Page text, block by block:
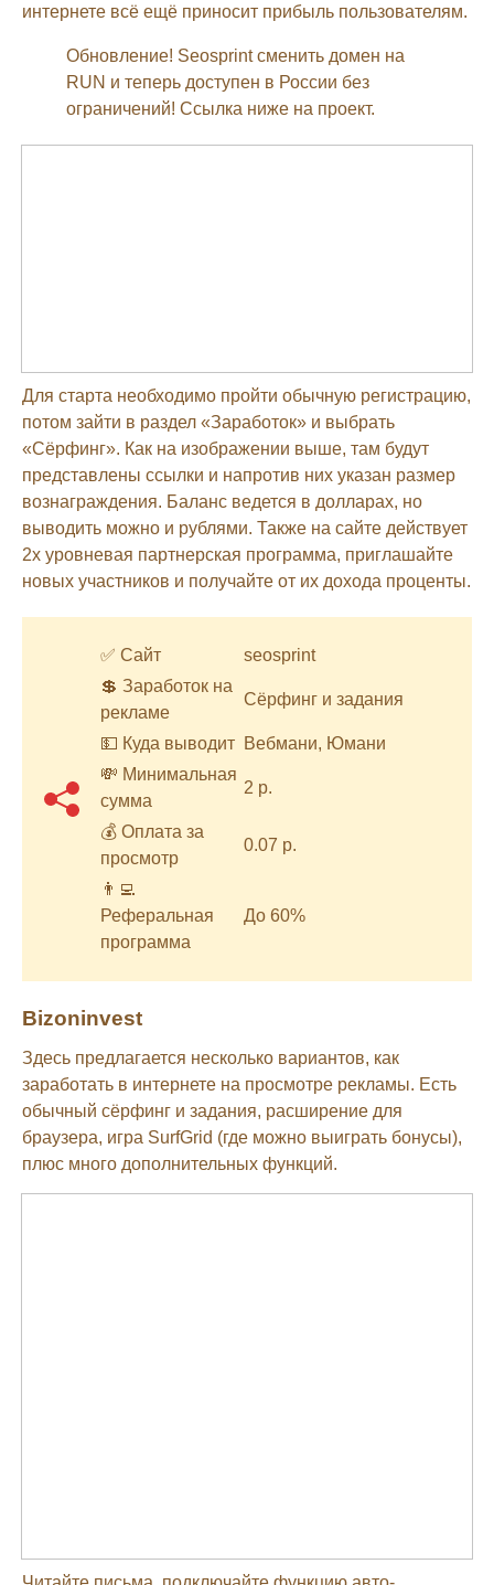
интернете всё ещё приносит прибыль пользователям.
Обновление! Seosprint сменить домен на
RUN и теперь доступен в России без
ограничений! Ссылка ниже на проект.
Для старта необходимо пройти обычную регистрацию,
потом зайти в раздел «Заработок» и выбрать
«Сёрфинг». Как на изображении выше, там будут
представлены ссылки и напротив них указан размер
вознаграждения. Баланс ведется в долларах, но
выводить можно и рублями. Также на сайте действует
2х уровневая партнерская программа, приглашайте
новых участников и получайте от их дохода проценты.
✅ Сайт
seosprint
💲 Заработок на
рекламе
Сёрфинг и задания
💵 Куда выводит Вебмани, Юмани
💸 Минимальная
сумма
2 р.
💰 Оплата за
просмотр
0.07 р.
👨‍💻
Реферальная
программа
До 60%
Bizoninvest
Здесь предлагается несколько вариантов, как
заработать в интернете на просмотре рекламы. Есть
обычный сёрфинг и задания, расширение для
браузера, игра SurfGrid (где можно выиграть бонусы),
плюс много дополнительных функций.